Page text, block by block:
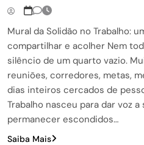
Mural da Solidão no Trabalho:
compartilhar e acolher Nem
silêncio de um quarto vazio.
reuniões, corredores, metas,
dias inteiros cercados de
Trabalho nasceu para dar voz
permanecer escondidos…
Saiba Mais